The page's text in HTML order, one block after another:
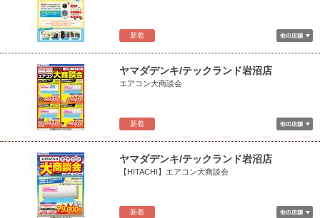
新着
新着
ヤマダデンキ/テックランド岩沼店
エアコン大商談会
新着
ヤマダデンキ/テックランド岩沼店
【HITACHI】エアコン大商談会